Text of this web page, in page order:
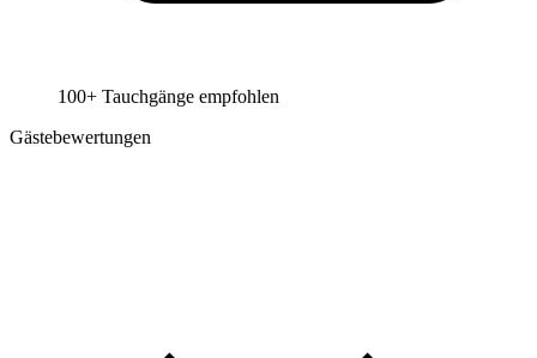
100+ Tauchgänge empfohlen
Gästebewertungen